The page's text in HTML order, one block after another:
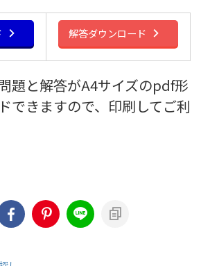
解答ダウンロード
題と解答がA4サイズのpdf形
できますので、印刷してご利